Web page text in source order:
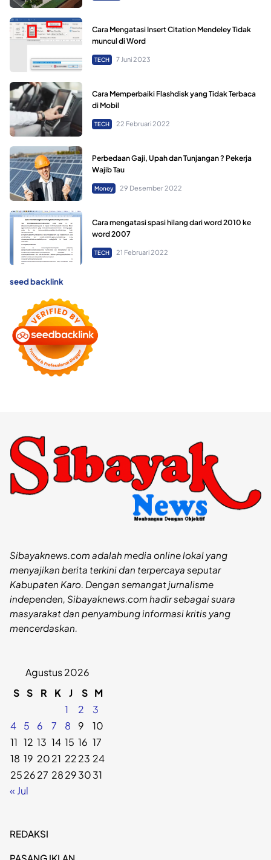
Cara Mengatasi Insert Citation Mendeley Tidak
muncul di Word
TECH 7 Juni 2023
Cara Memperbaiki Flashdisk yang Tidak Terbaca
di Mobil
TECH 22 Februari 2022
Perbedaan Gaji, Upah dan Tunjangan ? Pekerja
Wajib Tau
Money 29 Desember 2022
Cara mengatasi spasi hilang dari word 2010 ke
word 2007
TECH 21 Februari 2022
seed backlink
Sibayaknews.com adalah media online lokal yang
menyajikan berita terkini dan terpercaya seputar
Kabupaten Karo. Dengan semangat jurnalisme
independen, Sibayaknews.com hadir sebagai suara
masyarakat dan penyambung informasi kritis yang
mencerdaskan.
Agustus 2026
S S R K J S M
1
2
3
4
5 6 7 8 9
10
11 12 13 14 15 16 17
18 19 2021 2223 24
252627 28293031
« Jul
REDAKSI
PASANG IKLAN